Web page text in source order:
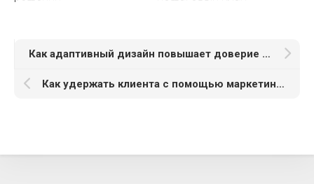
Как адаптивный дизайн повышает доверие к бренду
Как удержать клиента с помощью маркетинга